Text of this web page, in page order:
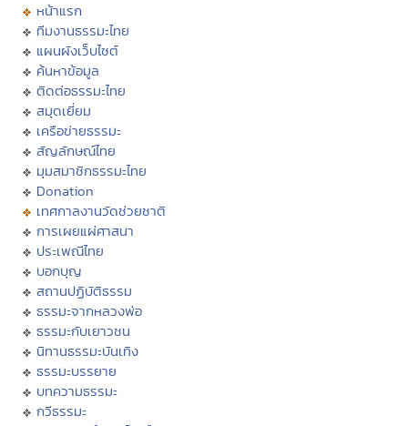
หน้าแรก
ทีมงานธรรมะไทย
แผนผังเว็บไซต์
ค้นหาข้อมูล
ติดต่อธรรมะไทย
สมุดเยี่ยม
เครือข่ายธรรมะ
สัญลักษณ์ไทย
มุมสมาชิกธรรมะไทย
Donation
เทศกาลงานวัดช่วยชาติ
การเผยแผ่ศาสนา
ประเพณีไทย
บอกบุญ
สถานปฏิบัติธรรม
ธรรมะจากหลวงพ่อ
ธรรมะกับเยาวชน
นิทานธรรมะบันเทิง
ธรรมะบรรยาย
บทความธรรมะ
กวีธรรมะ